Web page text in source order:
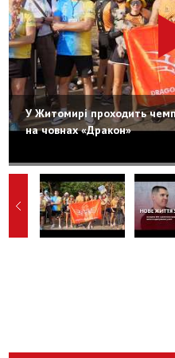
У Житомирі проходить
на човнах «Дракон»